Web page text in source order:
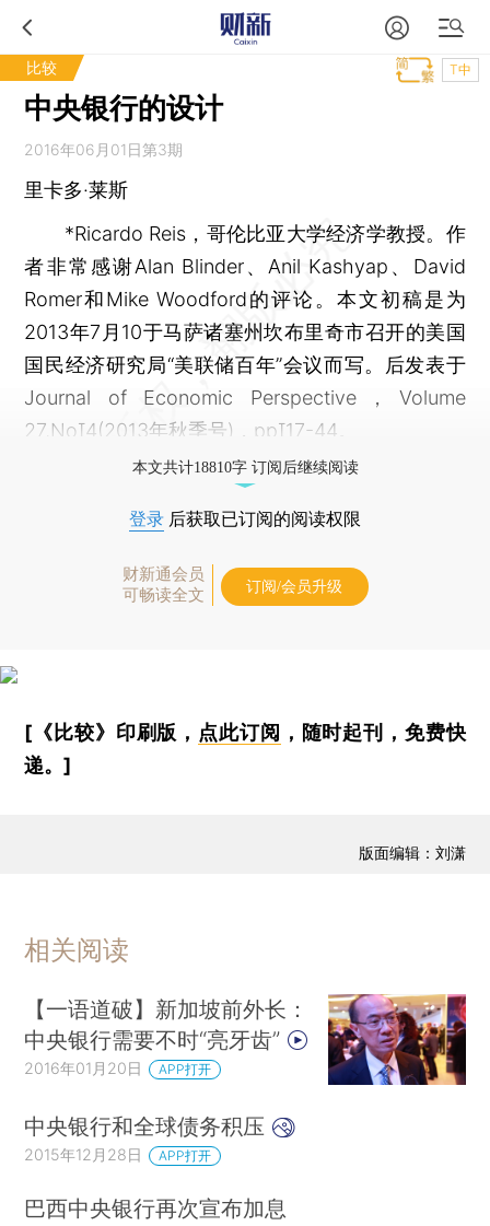
比较 T中
中央银行的设计
2016年06月01日第3期
里卡多·莱斯
*Ricardo Reis，哥伦比亚大学经济学教授。作
者非常感谢Alan Blinder、Anil Kashyap、David
Romer和Mike Woodford的评论。本文初稿是为
2013年7月10于马萨诸塞州坎布里奇市召开的美国
国民经济研究局“美联储百年”会议而写。后发表于
Journal of Economic Perspective，Volume
27,No4(2013年秋季号)，pp17-44。
本文共计18810字 订阅后继续阅读
登录 后获取已订阅的阅读权限
财新通会员
可畅读全文
订阅/会员升级
[《比较》印刷版， 点此订阅 ，随时起刊，免费快
递。]
版面编辑：刘潇
相关阅读
【一语道破】新加坡前外长：
中央银行需要不时“亮牙齿”
2016年01月20日 APP打开
中央银行和全球债务积压
2015年12月28日 APP打开
巴西中央银行再次宣布加息